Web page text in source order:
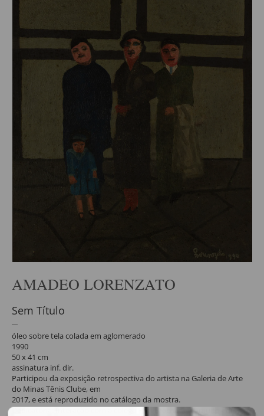
AMADEO LORENZATO
Sem Título
óleo sobre tela colada em aglomerado
1990
50 x 41 cm
assinatura inf. dir.
Participou da exposição retrospectiva do artista na Galeria de Arte
do Minas Tênis Clube, em
2017, e está reproduzido no catálogo da mostra.
Dedicatória: Interação com a colega Fani Bracher que muito adimiro.